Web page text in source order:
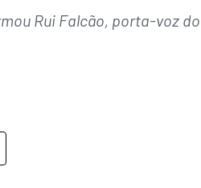
Rui Falcão, porta-voz do